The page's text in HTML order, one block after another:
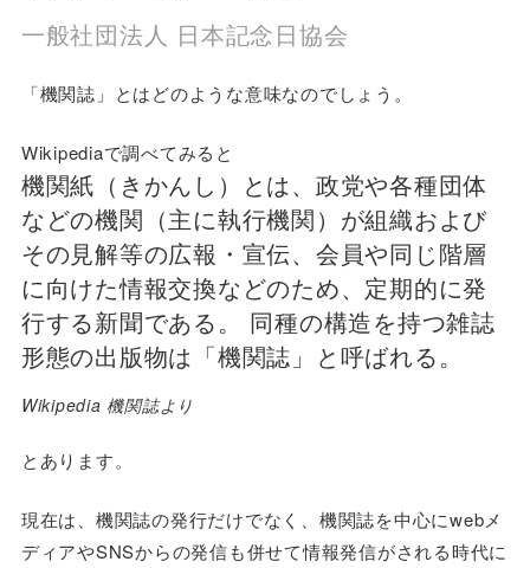
一般社団法人 日本記念日協会
「機関誌」とはどのような意味なのでしょう。
Wikipediaで調べてみると
機関紙（きかんし）とは、政党や各種団体
などの機関（主に執行機関）が組織および
その見解等の広報・宣伝、会員や同じ階層
に向けた情報交換などのため、定期的に発
行する新聞である。 同種の構造を持つ雑誌
形態の出版物は「機関誌」と呼ばれる。
Wikipedia 機関誌より
とあります。
現在は、機関誌の発行だけでなく、機関誌を中心にwebメ
ディアやSNSからの発信も併せて情報発信がされる時代に